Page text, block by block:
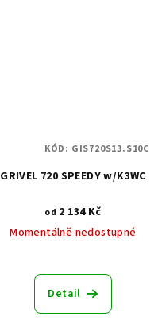
GRIVEL 720 SPEEDY w/K3WC
od 2 134 Kč
Momentálně nedostupné
Detail
KÓD: GIS720S13.S10C